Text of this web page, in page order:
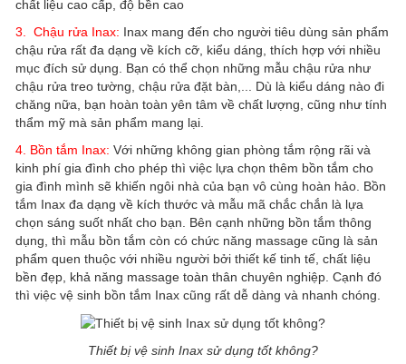
chất liệu cao cấp, độ bền cao
3. Chậu rửa Inax: Inax mang đến cho người tiêu dùng sản phẩm
chậu rửa rất đa dạng về kích cỡ, kiểu dáng, thích hợp với nhiều
mục đích sử dụng. Bạn có thể chọn những mẫu chậu rửa như
chậu rửa treo tường, chậu rửa đặt bàn,... Dù là kiểu dáng nào đi
chăng nữa, bạn hoàn toàn yên tâm về chất lượng, cũng như tính
thẩm mỹ mà sản phẩm mang lại.
4. Bồn tắm Inax: Với những không gian phòng tắm rộng rãi và
kinh phí gia đình cho phép thì việc lựa chọn thêm bồn tắm cho
gia đình mình sẽ khiến ngôi nhà của bạn vô cùng hoàn hảo. Bồn
tắm Inax đa dạng về kích thước và mẫu mã chắc chắn là lựa
chọn sáng suốt nhất cho bạn. Bên cạnh những bồn tắm thông
dụng, thì mẫu bồn tắm còn có chức năng massage cũng là sản
phẩm quen thuộc với nhiều người bởi thiết kế tinh tế, chất liệu
bền đẹp, khả năng massage toàn thân chuyên nghiệp. Cạnh đó
thì việc vệ sinh bồn tắm Inax cũng rất dễ dàng và nhanh chóng.
Thiết bị vệ sinh Inax sử dụng tốt không?